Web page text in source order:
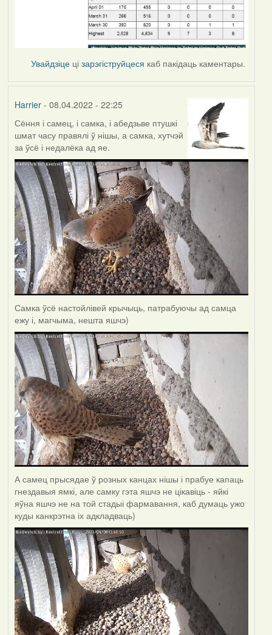
Увайдзіце цізарэгіструйцеся каб пакідаць каментары.
Harrier- 08.04.2022 - 22:25
Сёння і самец, і самка, і абедзьве птушкі
шмат часу правялі ў нішы, а самка, хутчэй
за ўсё і недалёка ад яе.
Самка ўсё настойлівей крычыць, патрабуючы ад самца
ежу і, магчыма, нешта яшчэ)
А самец прысядае ў розных канцах нішы і прабуе капаць
гнездавыя ямкі, але самку гэта яшчэ не цікавіць - яйкі
яўна яшчэ не на той стадыі фармавання, каб думаць ужо
куды канкрэтна іх адкладваць)